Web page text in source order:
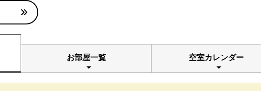
お部屋一覧 空室カレンダー